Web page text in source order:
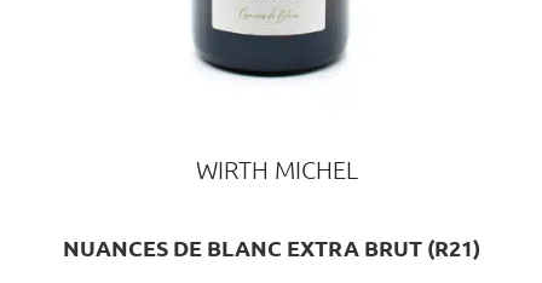
WIRTH MICHEL
NUANCES DE BLANC EXTRA BRUT (R21)